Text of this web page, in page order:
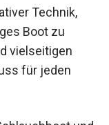
Technik,
Boot zu
vielseitigen
für jeden